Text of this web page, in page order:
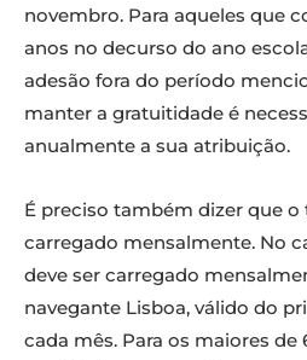
novembro. Para aqueles que
anos no decurso do ano
adesão fora do período
manter a gratuitidade é
anualmente a sua atribuição.
É preciso também dizer que
carregado mensalmente. No
deve ser carregado
navegante Lisboa, válido do
cada mês. Para os maiores de